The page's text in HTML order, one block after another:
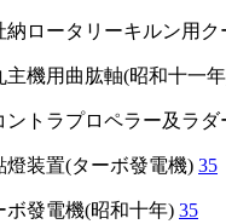
ロータリーキルン用ク
機用曲肱軸(昭和十一
トラプロペラー及ラダ
燈装置(ターボ發電機) 35
ボ發電機(昭和十年) 35